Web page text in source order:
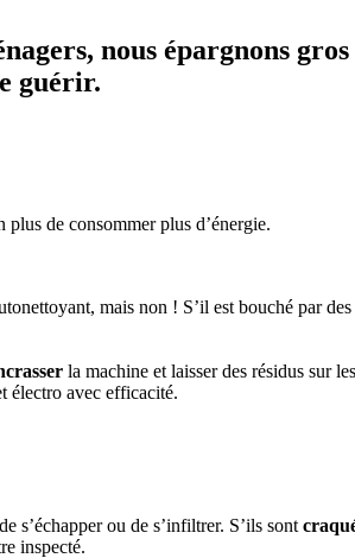
nous épargnons
guérir.
plus de consommer plus d’énergie.
mais non ! S’il est bouché par
la machine et laisser des résidus sur
électro avec efficacité.
s’échapper ou de s’infiltrer. S’ils sont
inspecté.